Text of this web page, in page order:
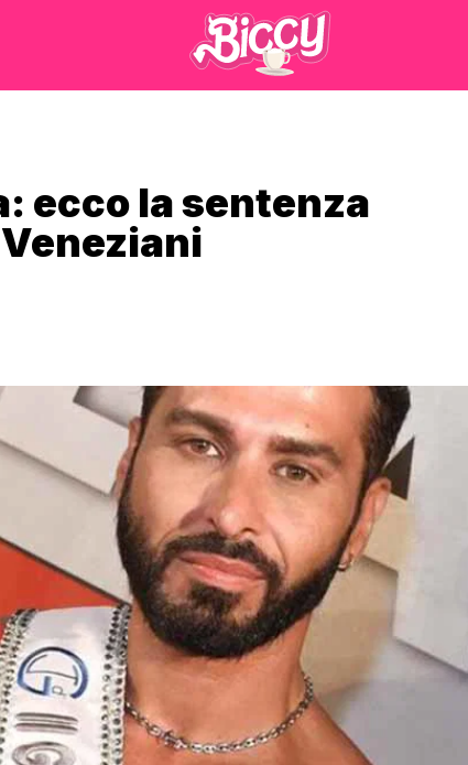
ecco la sentenza